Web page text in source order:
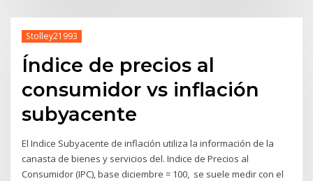
Stolley21993
Índice de precios al
consumidor vs inflación
subyacente
El Indice Subyacente de inflación utiliza la información de la
canasta de bienes y servicios del. Indice de Precios al
Consumidor (IPC), base diciembre = 100, se suele medir con el